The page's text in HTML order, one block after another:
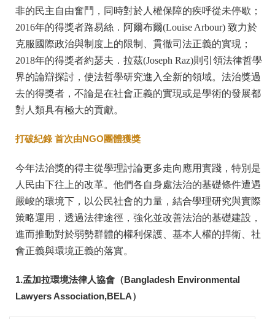
非的民主自由奮鬥，同時對於人權保障的疾呼從未停歇；
2016年的得獎者路易絲．阿爾布爾(Louise Arbour) 致力於
克服國際政治與制度上的限制、貫徹司法正義的實現；
2018年的得獎者約瑟夫．拉茲(Joseph Raz)則引領法律哲學
界的論辯探討，使法哲學研究進入全新的領域。法治獎過
去的得獎者，不論是在社會正義的實現或是學術的發展都
對人類具有極大的貢獻。
打破紀錄 首次由NGO團體獲獎
今年法治獎的得主從學理討論更多走向應用實踐，特別是
人民由下往上的改革。他們各自身處法治的基礎條件遭遇
嚴峻的環境下，以公民社會的力量，結合學理研究與實際
策略運用，透過法律途徑，強化並改善法治的基礎建設，
進而推動對於弱勢群體的權利保護、基本人權的捍衛、社
會正義與環境正義的落實。
1.孟加拉環境法律人協會（Bangladesh Environmental
Lawyers Association,BELA）